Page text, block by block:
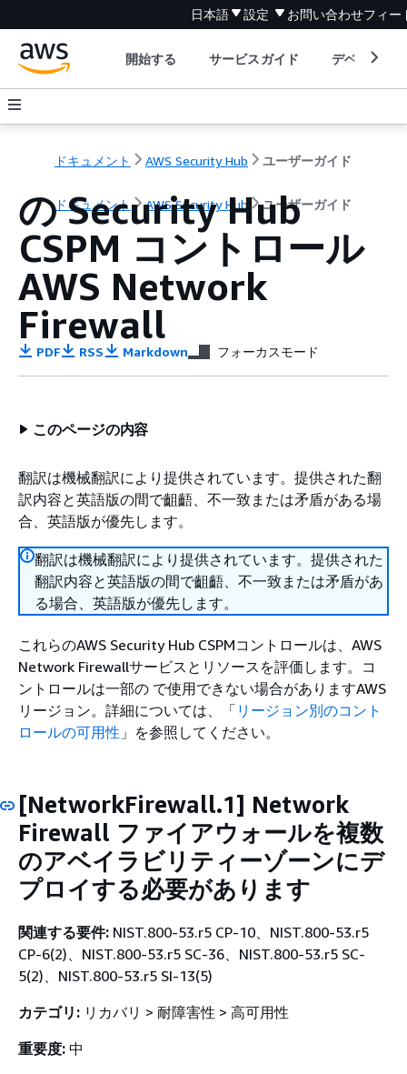
日本語 設定 お問い合わせフィー
開始する サービスガイド デベロッパ
ドキュメント AWS Security Hub ユーザーガイド
ドキュメント AWS Security Hub ユーザーガイド
の Security Hub
CSPM コントロール
AWS Network
Firewall
PDF RSS Markdown フォーカスモード
このページの内容
翻訳は機械翻訳により提供されています。提供された翻
訳内容と英語版の間で齟齬、不一致または矛盾がある場
合、英語版が優先します。
翻訳は機械翻訳により提供されています。提供された
翻訳内容と英語版の間で齟齬、不一致または矛盾があ
る場合、英語版が優先します。
これらのAWS Security Hub CSPMコントロールは、AWS
Network Firewallサービスとリソースを評価します。コ
ントロールは一部の で使用できない場合がありますAWS
リージョン。詳細については、「 リージョン別のコント
ロールの可用性 」を参照してください。
[NetworkFirewall.1] Network
Firewall ファイアウォールを複数
のアベイラビリティーゾーンにデ
プロイする必要があります
関連する要件: NIST.800-53.r5 CP-10、NIST.800-53.r5
CP-6(2)、NIST.800-53.r5 SC-36、NIST.800-53.r5 SC-
5(2)、NIST.800-53.r5 SI-13(5)
カテゴリ: リカバリ > 耐障害性 > 高可用性
重要度: 中